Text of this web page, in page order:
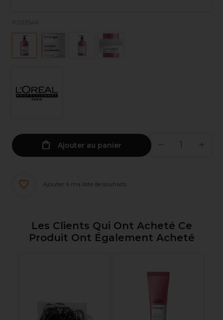
P033546
Ajouter au panier
Ajouter à ma liste de souhaits
Les Clients Qui Ont Acheté Ce
Produit Ont Également Acheté